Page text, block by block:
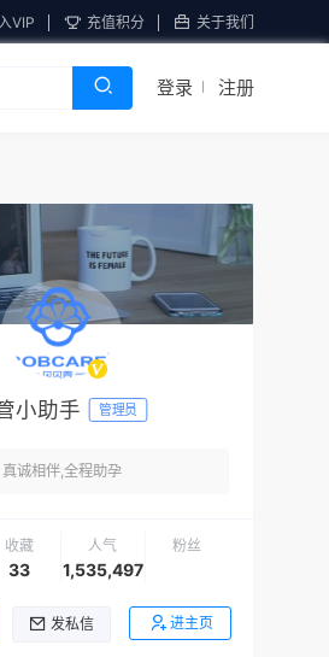
VIP 充值积分 关于我们
登录 注册
小助手 管理员
真诚相伴,全程助孕
收藏
33
人气
1,535,497
粉丝
发私信 进主页